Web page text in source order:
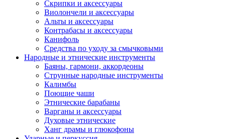
Скрипки и аксессуары
Виолончели и аксессуары
Альты и аксессуары
Контрабасы и аксессуары
Канифоль
Средства по уходу за смычковыми
Народные и этнические инструменты
Баяны, гармони, аккордеоны
Струнные народные инструменты
Калимбы
Поющие чаши
Этнические барабаны
Варганы и аксессуары
Духовые этнические
Ханг драмы и глюкофоны